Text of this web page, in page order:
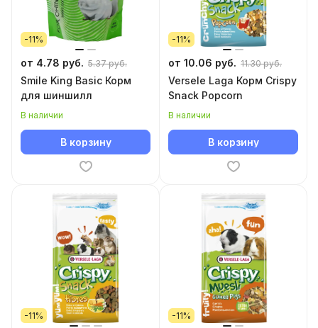
-11%
от 4.78 руб. 5.37 руб.
Smile King Basic Корм
для шиншилл
В наличии
В корзину
-11%
от 10.06 руб. 11.30 руб.
Versele Laga Корм Crispy
Snack Popcorn
В наличии
В корзину
-11% -11%